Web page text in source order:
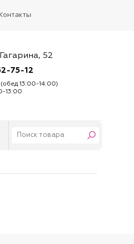
52
75-12
13:00-14:00)
13:00